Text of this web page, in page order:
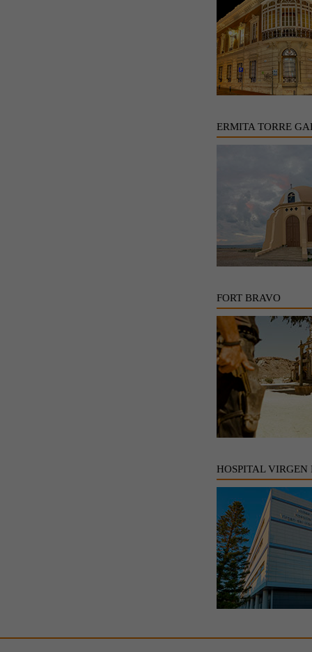
ERMITA TORRE
FORT BRAVO
HOSPITAL VIRGEN